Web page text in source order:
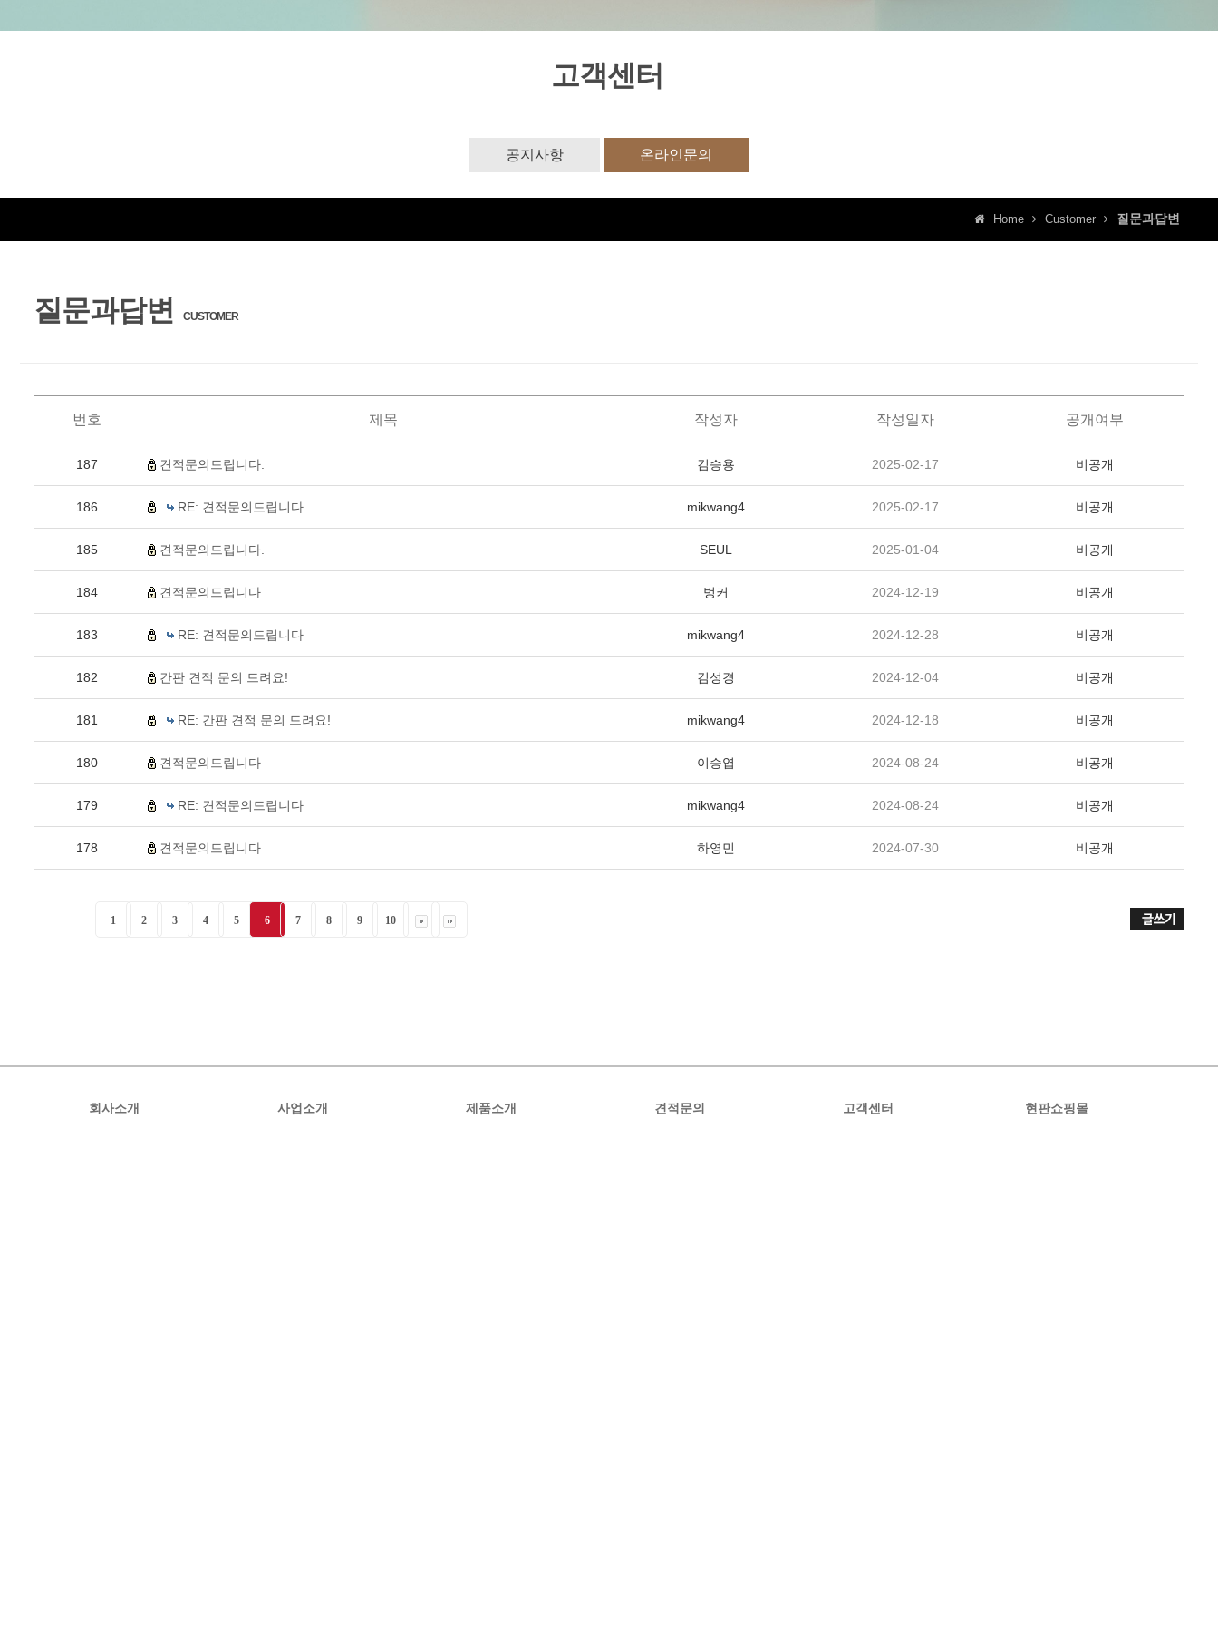
고객센터
공지사항 온라인문의
Home Customer 질문과답변
질문과답변 CUSTOMER
번호 제목 작성자 작성일자 공개여부
187 견적문의드립니다. 김승용 2025-02-17 비공개
186 RE: 견적문의드립니다. mikwang4 2025-02-17 비공개
185 견적문의드립니다. SEUL 2025-01-04 비공개
184 견적문의드립니다 벙커 2024-12-19 비공개
183 RE: 견적문의드립니다 mikwang4 2024-12-28 비공개
182 간판 견적 문의 드려요! 김성경 2024-12-04 비공개
181 RE: 간판 견적 문의 드려요! mikwang4 2024-12-18 비공개
180 견적문의드립니다 이승엽 2024-08-24 비공개
179 RE: 견적문의드립니다 mikwang4 2024-08-24 비공개
178 견적문의드립니다 하영민 2024-07-30 비공개
1 2 3 4 5 6 7 8 9 10
회사소개 사업소개 제품소개 견적문의 고객센터 현판쇼핑몰